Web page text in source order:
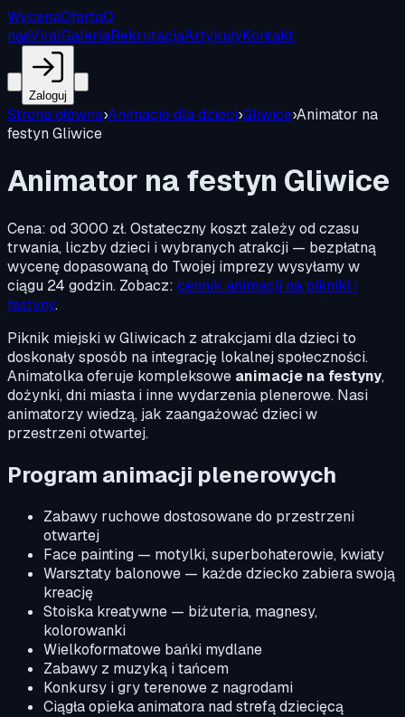
WycenaOfertaO
nasViralGaleriaRekrutacjaArtykułyKontakt
Zaloguj
Strona główna›Animacje dla dzieci›Gliwice›Animator na
festyn Gliwice
Animator na festyn Gliwice
Cena: od 3000 zł.Ostateczny koszt zależy od czasu
trwania, liczby dzieci i wybranych atrakcji — bezpłatną
wycenę dopasowaną do Twojej imprezy wysyłamy w
ciągu 24 godzin. Zobacz: cennik animacji na pikniki i
festyny.
Piknik miejski w Gliwicach z atrakcjami dla dzieci to
doskonały sposób na integrację lokalnej społeczności.
Animatolka oferuje kompleksowe animacje na festyny,
dożynki, dni miasta i inne wydarzenia plenerowe. Nasi
animatorzy wiedzą, jak zaangażować dzieci w
przestrzeni otwartej.
Program animacji plenerowych
Zabawy ruchowe dostosowane do przestrzeni
otwartej
Face painting — motylki, superbohaterowie, kwiaty
Warsztaty balonowe — każde dziecko zabiera swoją
kreację
Stoiska kreatywne — biżuteria, magnesy,
kolorowanki
Wielkoformatowe bańki mydlane
Zabawy z muzyką i tańcem
Konkursy i gry terenowe z nagrodami
Ciągła opieka animatora nad strefą dziecięcą